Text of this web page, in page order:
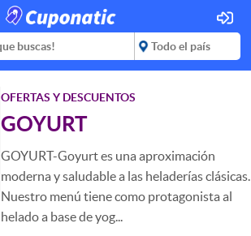
OFERTAS Y DESCUENTOS
GOYURT
GOYURT-Goyurt es una aproximación
moderna y saludable a las heladerías clásicas.
Nuestro menú tiene como protagonista al
helado a base de yog...